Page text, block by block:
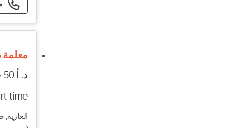
د. أ 50 - د. أ 100
time
الغازية,